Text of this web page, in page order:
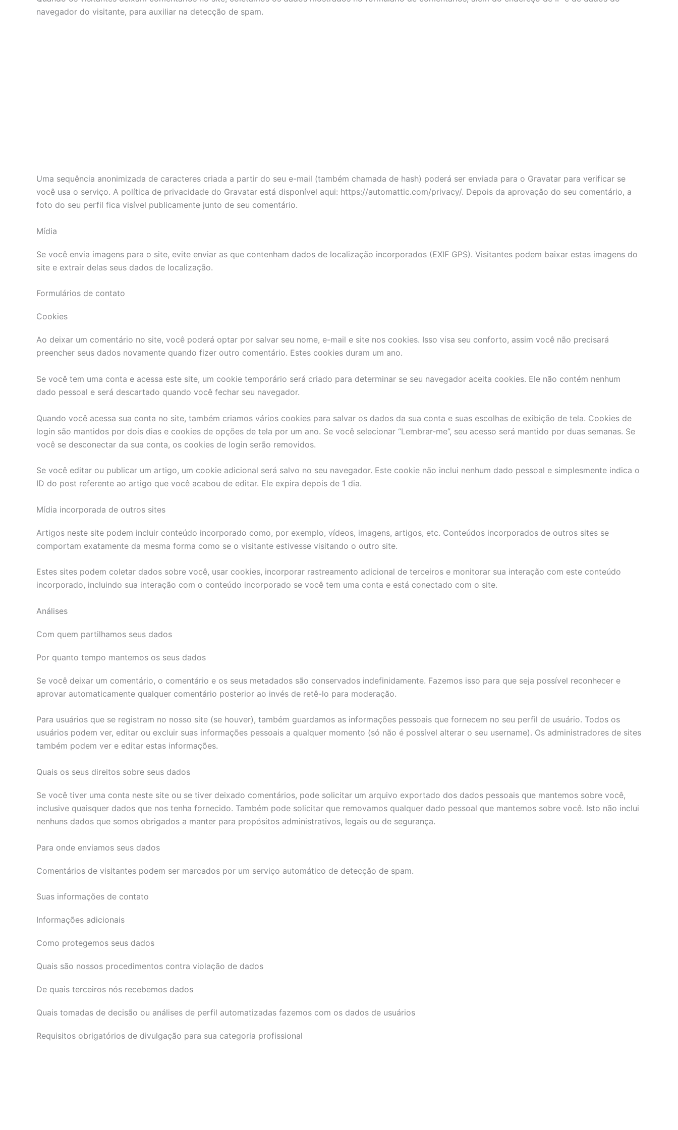
navegador do visitante, para auxiliar na detecção de spam.
Uma sequência anonimizada de caracteres criada a partir do seu e-mail (também chamada de hash) poderá ser enviada para o Gravatar para verificar se
você usa o serviço. A política de privacidade do Gravatar está disponível aqui: https://automattic.com/privacy/. Depois da aprovação do seu comentário, a
foto do seu perfil fica visível publicamente junto de seu comentário.
Mídia
Se você envia imagens para o site, evite enviar as que contenham dados de localização incorporados (EXIF GPS). Visitantes podem baixar estas imagens do
site e extrair delas seus dados de localização.
Formulários de contato
Cookies
Ao deixar um comentário no site, você poderá optar por salvar seu nome, e-mail e site nos cookies. Isso visa seu conforto, assim você não precisará
preencher seus dados novamente quando fizer outro comentário. Estes cookies duram um ano.
Se você tem uma conta e acessa este site, um cookie temporário será criado para determinar se seu navegador aceita cookies. Ele não contém nenhum
dado pessoal e será descartado quando você fechar seu navegador.
Quando você acessa sua conta no site, também criamos vários cookies para salvar os dados da sua conta e suas escolhas de exibição de tela. Cookies de
login são mantidos por dois dias e cookies de opções de tela por um ano. Se você selecionar “Lembrar-me”, seu acesso será mantido por duas semanas. Se
você se desconectar da sua conta, os cookies de login serão removidos.
Se você editar ou publicar um artigo, um cookie adicional será salvo no seu navegador. Este cookie não inclui nenhum dado pessoal e simplesmente indica o
ID do post referente ao artigo que você acabou de editar. Ele expira depois de 1 dia.
Mídia incorporada de outros sites
Artigos neste site podem incluir conteúdo incorporado como, por exemplo, vídeos, imagens, artigos, etc. Conteúdos incorporados de outros sites se
comportam exatamente da mesma forma como se o visitante estivesse visitando o outro site.
Estes sites podem coletar dados sobre você, usar cookies, incorporar rastreamento adicional de terceiros e monitorar sua interação com este conteúdo
incorporado, incluindo sua interação com o conteúdo incorporado se você tem uma conta e está conectado com o site.
Análises
Com quem partilhamos seus dados
Por quanto tempo mantemos os seus dados
Se você deixar um comentário, o comentário e os seus metadados são conservados indefinidamente. Fazemos isso para que seja possível reconhecer e
aprovar automaticamente qualquer comentário posterior ao invés de retê-lo para moderação.
Para usuários que se registram no nosso site (se houver), também guardamos as informações pessoais que fornecem no seu perfil de usuário. Todos os
usuários podem ver, editar ou excluir suas informações pessoais a qualquer momento (só não é possível alterar o seu username). Os administradores de sites
também podem ver e editar estas informações.
Quais os seus direitos sobre seus dados
Se você tiver uma conta neste site ou se tiver deixado comentários, pode solicitar um arquivo exportado dos dados pessoais que mantemos sobre você,
inclusive quaisquer dados que nos tenha fornecido. Também pode solicitar que removamos qualquer dado pessoal que mantemos sobre você. Isto não inclui
nenhuns dados que somos obrigados a manter para propósitos administrativos, legais ou de segurança.
Para onde enviamos seus dados
Comentários de visitantes podem ser marcados por um serviço automático de detecção de spam.
Suas informações de contato
Informações adicionais
Como protegemos seus dados
Quais são nossos procedimentos contra violação de dados
De quais terceiros nós recebemos dados
Quais tomadas de decisão ou análises de perfil automatizadas fazemos com os dados de usuários
Requisitos obrigatórios de divulgação para sua categoria profissional